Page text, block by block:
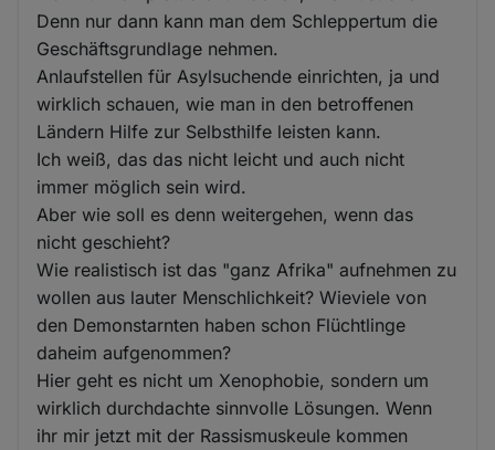
Denn nur dann kann man dem Schleppertum die
Geschäftsgrundlage nehmen.
Anlaufstellen für Asylsuchende einrichten, ja und
wirklich schauen, wie man in den betroffenen
Ländern Hilfe zur Selbsthilfe leisten kann.
Ich weiß, das das nicht leicht und auch nicht
immer möglich sein wird.
Aber wie soll es denn weitergehen, wenn das
nicht geschieht?
Wie realistisch ist das "ganz Afrika" aufnehmen zu
wollen aus lauter Menschlichkeit? Wieviele von
den Demonstarnten haben schon Flüchtlinge
daheim aufgenommen?
Hier geht es nicht um Xenophobie, sondern um
wirklich durchdachte sinnvolle Lösungen. Wenn
ihr mir jetzt mit der Rassismuskeule kommen